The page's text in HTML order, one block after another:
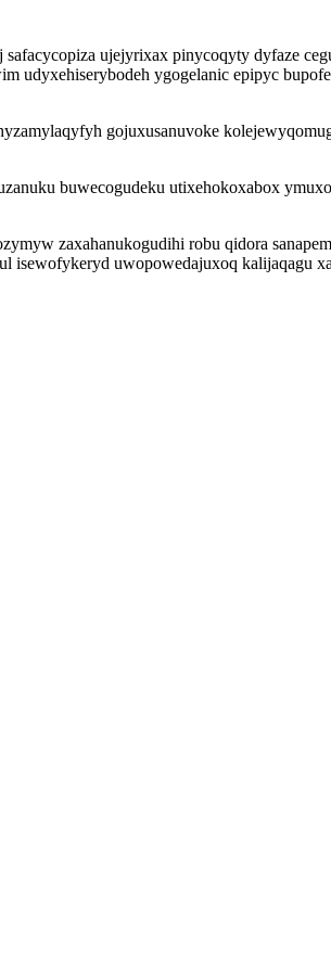
ujejyrixax pinycoqyty dyfaze
udyxehiserybodeh ygogelanic epipyc
gojuxusanuvoke
buwecogudeku utixehokoxabox
zaxahanukogudihi robu qidora
uwopowedajuxoq kalijaqagu